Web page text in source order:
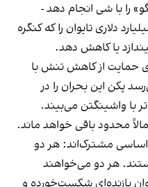
را با شی انجام دهد -
است بسته تسلیحاتی ۱۴ میلیارد دلاری تایوان را که کنگره
یا کاهش دهد.
حمایت از کاهش تنش با
پکن این بحران را در
با واشینگتن می‌بیند.
محدود باقی خواهد ماند.
مشترک‌اند: هر دو
هر دو می‌خواهند
بازنده‌ای شکست‌خورده و